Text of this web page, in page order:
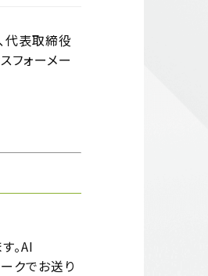
代表取締役
フォーメー
。AI
クでお送り